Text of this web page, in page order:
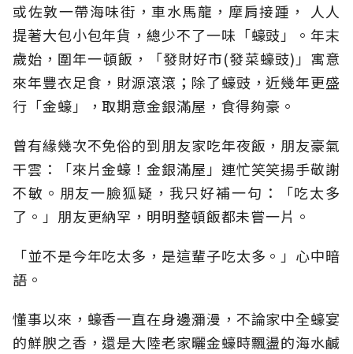
或佐敦一帶海味街，車水馬龍，摩肩接踵， 人人
提著大包小包年貨，總少不了一味「蠔豉」。年末
歲始，圍年一頓飯，「發財好市(發菜蠔豉)」寓意
來年豐衣足食，財源滾滾；除了蠔豉，近幾年更盛
行「金蠔」，取期意金銀滿屋，食得夠豪。
曾有緣幾次不免俗的到朋友家吃年夜飯，朋友豪氣
干雲：「來片金蠔！金銀滿屋」連忙笑笑揚手敬謝
不敏。朋友一臉狐疑，我只好補一句：「吃太多
了。」朋友更納罕，明明整頓飯都未嘗一片。
「並不是今年吃太多，是這輩子吃太多。」心中暗
語。
懂事以來，蠔香一直在身邊瀰漫，不論家中全蠔宴
的鮮腴之香，還是大陸老家曬金蠔時飄盪的海水鹹